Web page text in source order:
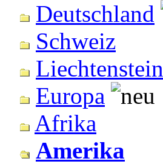
Deutschland
Schweiz
Liechtenstein
Europa
Afrika
Amerika